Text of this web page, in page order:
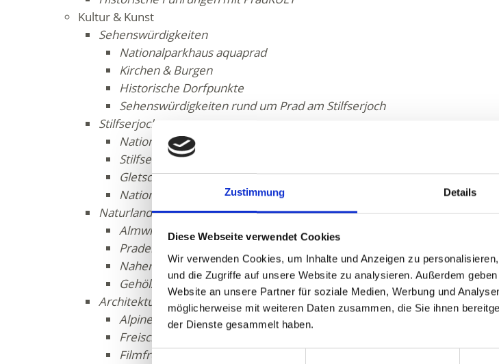
Zustimmung Details
Diese Webseite verwendet Cookies
Wir verwenden Cookies, um Inhalte und Anzeigen zu
und die Zugriffe auf unsere Website zu analysieren. Außerdem
Website an unsere Partner für soziale Medien, Werbung und
möglicherweise mit weiteren Daten zusammen, die Sie ihnen
der Dienste gesammelt haben.
Einwilligungsauswahl
Kultur & Kunst
Sehenswürdigkeiten
Nationalparkhaus aquaprad
Kirchen & Burgen
Historische Dorfpunkte
Sehenswürdigkeiten rund um Prad am Stilfserjoch
Stilfserjoch
Nationalpark Stilfserjoch
Stilfserjoch Passstraße
Gletscherskigebiet
Nationalparkhäuser
Naturlandschaft
Almwirtschaft
Prader Sand
Naherholungszone Kiefernwald "Kultur"
Gehölzlehrpfad Nittweg
Architektur & Kunst
Alpine Straße der Romanik
Freischaffende Künstler
Filmfreunde Prad